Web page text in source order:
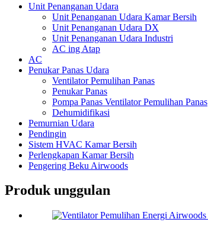
Unit Penanganan Udara
Unit Penanganan Udara Kamar Bersih
Unit Penanganan Udara DX
Unit Penanganan Udara Industri
AC ing Atap
AC
Penukar Panas Udara
Ventilator Pemulihan Panas
Penukar Panas
Pompa Panas Ventilator Pemulihan Panas
Dehumidifikasi
Pemurnian Udara
Pendingin
Sistem HVAC Kamar Bersih
Perlengkapan Kamar Bersih
Pengering Beku Airwoods
Produk unggulan